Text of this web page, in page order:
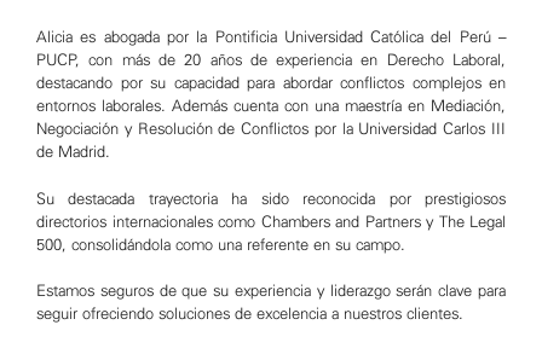
Alicia es abogada por la Pontificia Universidad Católica del Perú –
PUCP, con más de 20 años de experiencia en Derecho Laboral,
destacando por su capacidad para abordar conflictos complejos en
entornos laborales. Además cuenta con una maestría en Mediación,
Negociación y Resolución de Conflictos por la Universidad Carlos III
de Madrid.
Su destacada trayectoria ha sido reconocida por prestigiosos
directorios internacionales como Chambers and Partners y The Legal
500, consolidándola como una referente en su campo.
Estamos seguros de que su experiencia y liderazgo serán clave para
seguir ofreciendo soluciones de excelencia a nuestros clientes.